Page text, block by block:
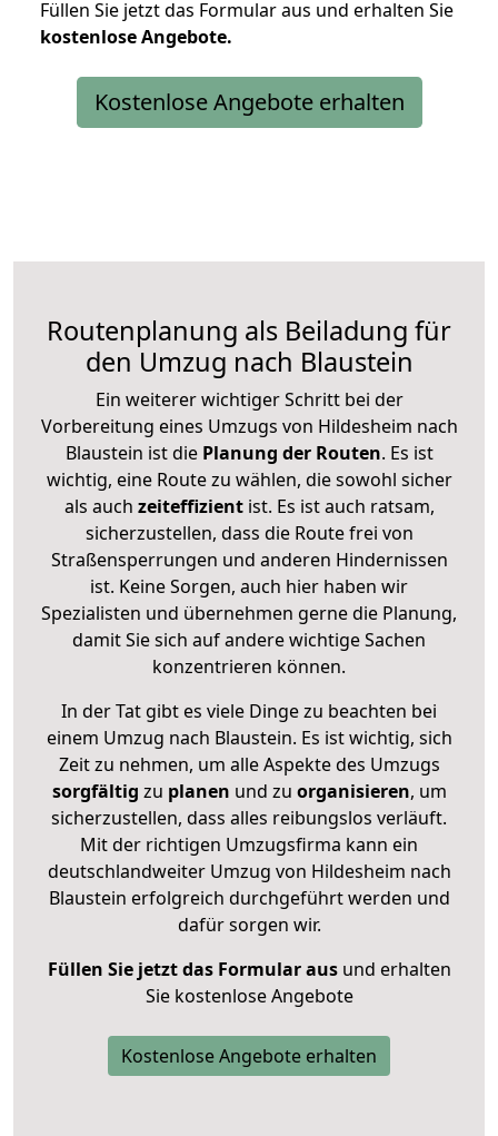
Füllen Sie jetzt das Formular aus und erhalten Sie
kostenloseAngebote.
Kostenlose Angebote erhalten
Routenplanung als Beiladung für
den Umzug nach Blaustein
Ein weiterer wichtiger Schritt bei der
Vorbereitung eines Umzugs von Hildesheim nach
Blaustein ist diePlanung der Routen. Es ist
wichtig, eine Route zu wählen, die sowohl sicher
als auch zeiteffizientist. Es ist auch ratsam,
sicherzustellen, dass die Route frei von
Straßensperrungen und anderen Hindernissen
ist. Keine Sorgen, auch hier haben wir
Spezialisten und übernehmen gerne die Planung,
damit Sie sich auf andere wichtige Sachen
konzentrieren können.
In der Tat gibt es viele Dinge zu beachten bei
einem Umzug nach Blaustein. Es ist wichtig, sich
Zeit zu nehmen, um alle Aspekte des Umzugs
sorgfältig zu planen und zu organisieren, um
sicherzustellen, dass alles reibungslos verläuft.
Mit der richtigen Umzugsfirma kann ein
deutschlandweiter Umzug von Hildesheim nach
Blaustein erfolgreich durchgeführt werden und
dafür sorgen wir.
Füllen Sie jetzt das Formular ausund erhalten
Sie kostenlose Angebote
Kostenlose Angebote erhalten